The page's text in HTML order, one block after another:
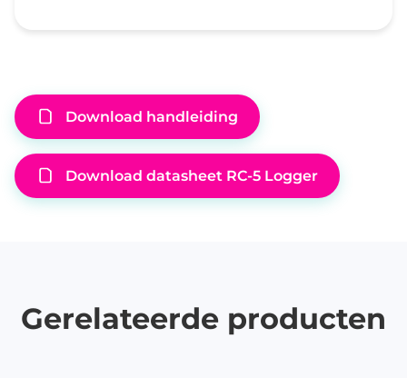
Download handleiding
Download datasheet RC-5 Logger
Gerelateerde producten